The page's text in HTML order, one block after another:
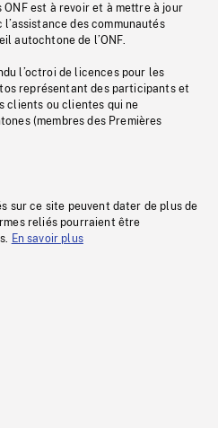
est à revoir et à mettre à jour
des communautés
autochtone de l’ONF.
l’octroi de licences pour les
représentant des participants et
clients ou clientes qui ne
(membres des Premières
sur ce site peuvent dater de plus de
reliés pourraient être
En savoir plus